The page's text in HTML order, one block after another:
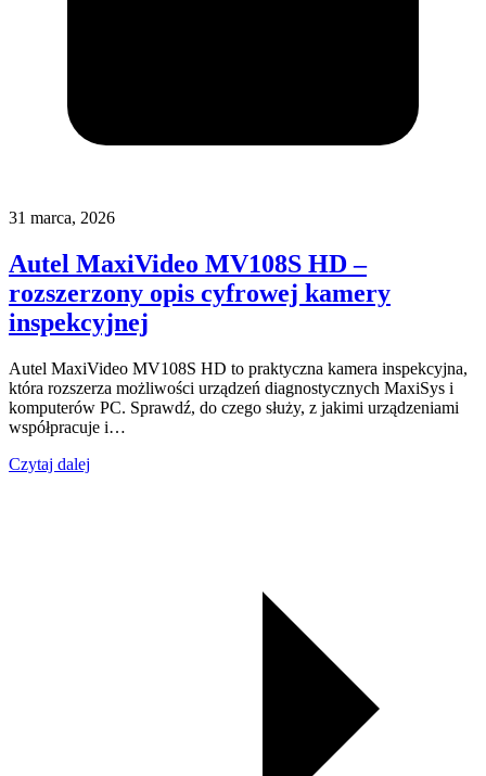
31 marca, 2026
Autel MaxiVideo MV108S HD –
rozszerzony opis cyfrowej kamery
inspekcyjnej
Autel MaxiVideo MV108S HD to praktyczna kamera inspekcyjna,
która rozszerza możliwości urządzeń diagnostycznych MaxiSys i
komputerów PC. Sprawdź, do czego służy, z jakimi urządzeniami
współpracuje i…
Czytaj dalej